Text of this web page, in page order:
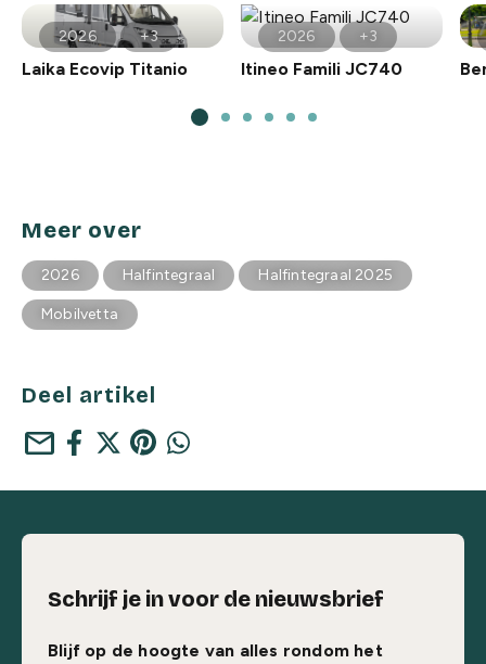
2026 +3
Laika Ecovip Titanio
2026 +3
Itineo Famili JC740
Meer over
2026 Halfintegraal Halfintegraal 2025
Mobilvetta
Deel artikel
mail
Schrijf je in voor de nieuwsbrief
Blijf op de hoogte van alles rondom het